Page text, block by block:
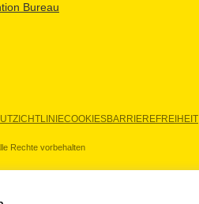
Bureau
COOKIESBARRIEREFREIHEIT
Rechte vorbehalten